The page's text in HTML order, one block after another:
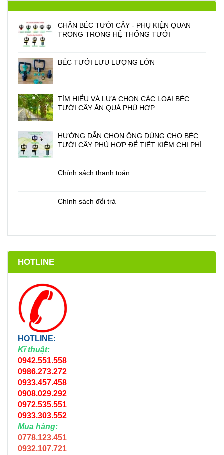
CHÂN BÉC TƯỚI CÂY - PHỤ KIỆN QUAN
TRONG TRONG HỆ THỐNG TƯỚI
BÉC TƯỚI LƯU LƯỢNG LỚN
TÌM HIỂU VÀ LỰA CHỌN CÁC LOẠI BÉC
TƯỚI CÂY ĂN QUẢ PHÙ HỢP
HƯỚNG DẪN CHỌN ỐNG DÙNG CHO BÉC
TƯỚI CÂY PHÙ HỢP ĐỂ TIẾT KIỆM CHI PHÍ
Chính sách thanh toán
Chính sách đổi trả
HOTLINE
HOTLINE:
Kĩ thuật:
0942.551.558
0986.273.272
0933.457.458
0908.029.292
0972.535.551
0933.303.552
Mua hàng:
0778.123.451
0932.107.721